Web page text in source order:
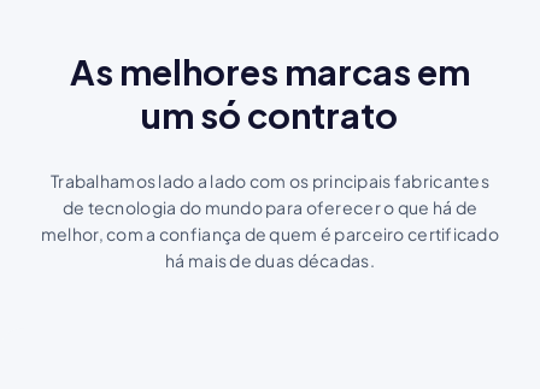
As melhores marcas em
um só contrato
Trabalhamos lado a lado com os principais fabricantes
de tecnologia do mundo para oferecer o que há de
melhor, com a confiança de quem é parceiro certificado
há mais de duas décadas.